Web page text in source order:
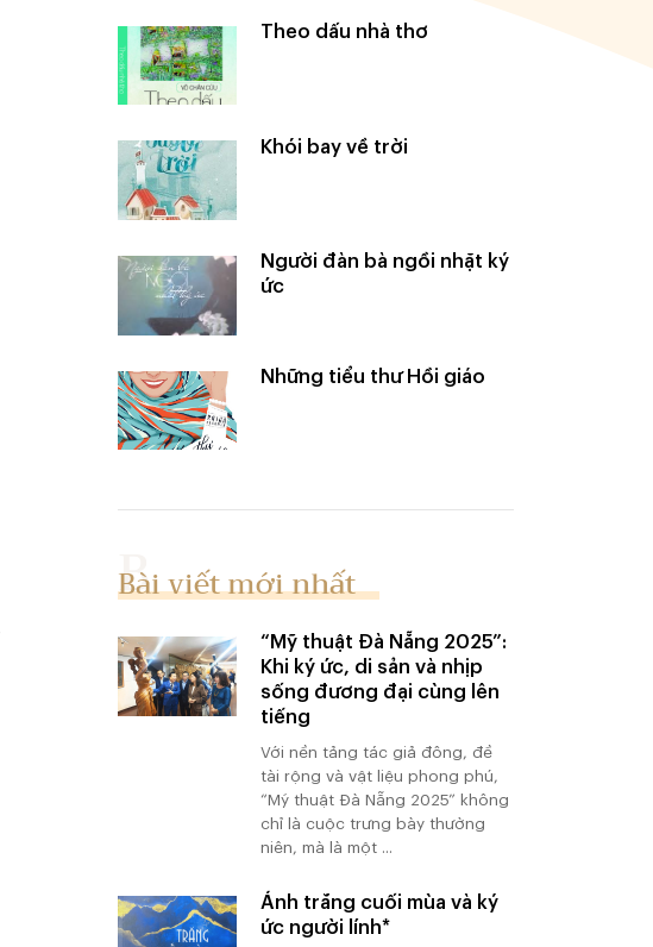
Theo dấu nhà thơ
Khói bay về trời
Người đàn bà ngồi nhặt ký
ức
Những tiểu thư Hồi giáo
Bài viết mới nhất
“Mỹ thuật Đà Nẵng 2025”:
Khi ký ức, di sản và nhịp
sống đương đại cùng lên
tiếng
Với nền tảng tác giả đông, đề
tài rộng và vật liệu phong phú,
“Mỹ thuật Đà Nẵng 2025” không
chỉ là cuộc trưng bày thường
niên, mà là một ...
Ánh trăng cuối mùa và ký
ức người lính*